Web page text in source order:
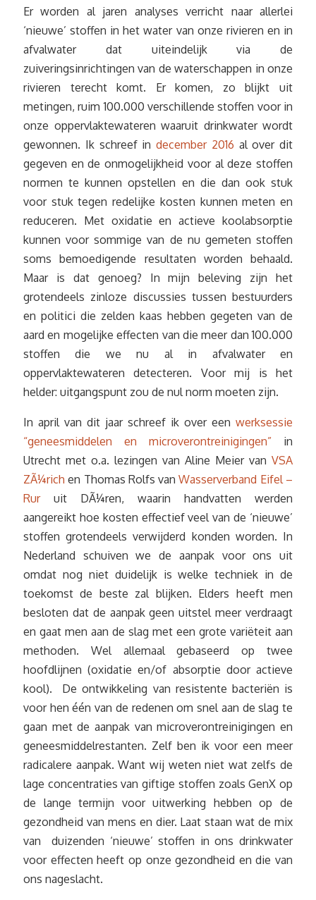
Er worden al jaren analyses verricht naar allerlei
‘nieuwe’ stoffen in het water van onze rivieren en in
afvalwater dat uiteindelijk via de
zuiveringsinrichtingen van de waterschappen in onze
rivieren terecht komt. Er komen, zo blijkt uit
metingen, ruim 100.000 verschillende stoffen voor in
onze oppervlaktewateren waaruit drinkwater wordt
gewonnen. Ik schreef in december 2016 al over dit
gegeven en de onmogelijkheid voor al deze stoffen
normen te kunnen opstellen en die dan ook stuk
voor stuk tegen redelijke kosten kunnen meten en
reduceren. Met oxidatie en actieve koolabsorptie
kunnen voor sommige van de nu gemeten stoffen
soms bemoedigende resultaten worden behaald.
Maar is dat genoeg? In mijn beleving zijn het
grotendeels zinloze discussies tussen bestuurders
en politici die zelden kaas hebben gegeten van de
aard en mogelijke effecten van die meer dan 100.000
stoffen die we nu al in afvalwater en
oppervlaktewateren detecteren. Voor mij is het
helder: uitgangspunt zou de nul norm moeten zijn.
In april van dit jaar schreef ik over een werksessie
“geneesmiddelen en microverontreinigingen” in
Utrecht met o.a. lezingen van Aline Meier van VSA
ZÃ¼rich en Thomas Rolfs vanWasserverband Eifel –
Ruruit DÃ¼ren, waarin handvatten werden
aangereikt hoe kosten effectief veel van de ‘nieuwe’
stoffen grotendeels verwijderd konden worden. In
Nederland schuiven we de aanpak voor ons uit
omdat nog niet duidelijk is welke techniek in de
toekomst de beste zal blijken. Elders heeft men
besloten dat de aanpak geen uitstel meer verdraagt
en gaat men aan de slag met een grote variëteit aan
methoden. Wel allemaal gebaseerd op twee
hoofdlijnen (oxidatie en/of absorptie door actieve
kool). De ontwikkeling van resistente bacteriën is
voor hen één van de redenen om snel aan de slag te
gaan met de aanpak van microverontreinigingen en
geneesmiddelrestanten. Zelf ben ik voor een meer
radicalere aanpak. Want wij weten niet wat zelfs de
lage concentraties van giftige stoffen zoals GenX op
de lange termijn voor uitwerking hebben op de
gezondheid van mens en dier. Laat staan wat de mix
van duizenden ‘nieuwe’ stoffen in ons drinkwater
voor effecten heeft op onze gezondheid en die van
ons nageslacht.